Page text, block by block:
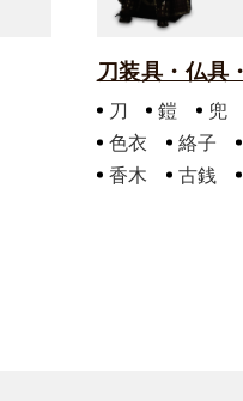
刀装具・仏具
刀 鎧 兜
色衣
絡子
香木
古銭